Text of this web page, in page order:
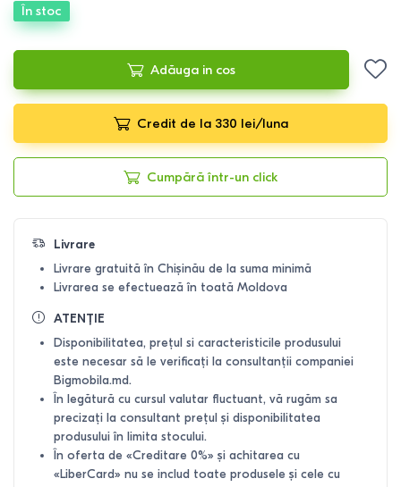
În stoc
Adăuga in cos
Credit de la 330 lei/luna
Cumpără într-un click
Livrare
Livrare gratuită în Chișinău de la suma minimă
Livrarea se efectuează în toată Moldova
ATENȚIE
Disponibilitatea, prețul si caracteristicile produsului
este necesar să le verificați la consultanții companiei
Bigmobila.md.
În legătură cu cursul valutar fluctuant, vă rugăm sa
precizați la consultant prețul și disponibilitatea
produsului în limita stocului.
În oferta de «Creditare 0%» și achitarea cu
«LiberCard» nu se includ toate produsele și cele cu